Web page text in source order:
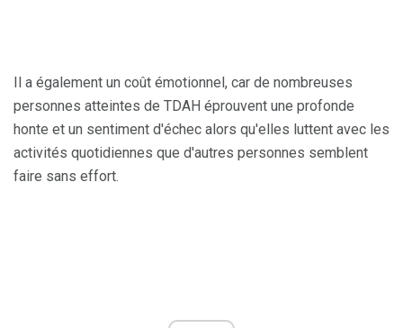
Il a également un coût émotionnel, car de nombreuses
personnes atteintes de TDAH éprouvent une profonde
honte et un sentiment d'échec alors qu'elles luttent avec les
activités quotidiennes que d'autres personnes semblent
faire sans effort.